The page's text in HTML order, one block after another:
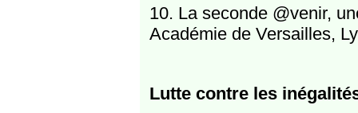
10. La seconde @venir,
Académie de Versailles,
Lutte contre les